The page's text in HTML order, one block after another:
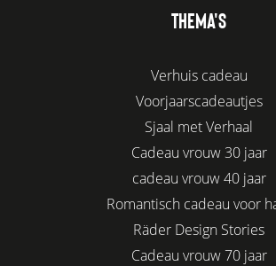
THEMA'S
Verhuis cadeau
Voorjaarscadeautjes
Sjaal met Verhaal
Cadeau vrouw 30 jaar
cadeau vrouw 40 jaar
Romantisch cadeau voor
Räder Design Stories
Cadeau vrouw 70 jaar